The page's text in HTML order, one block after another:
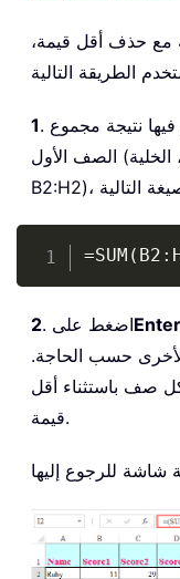
مع حذف أقل قيمة،
1. حدد الخلية الفارغة التي تريد أن تظهر فيها نتيجة مجموع
الصف الأول (على سبيل المثال، الخلية I2 إذا كانت بياناتك في
2 . اضغط علىEnter
حسب الحاجة.
صف باستثناء أقل
قيمة.